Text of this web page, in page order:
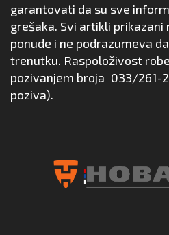
garantovati da su sve
grešaka. Svi artikli prikazani
ponude i ne podrazumeva
trenutku. Raspoloživost
pozivanjem broja 033/261-
poziva).